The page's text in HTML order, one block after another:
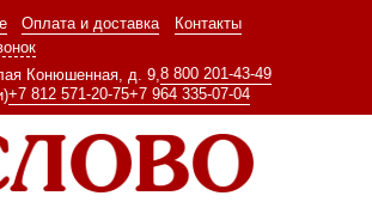
Оплата и доставка
Контакты
Конюшенная, д. 9, 8 800 201-43-49
+7 812 571-20-75+7 964 335-07-04